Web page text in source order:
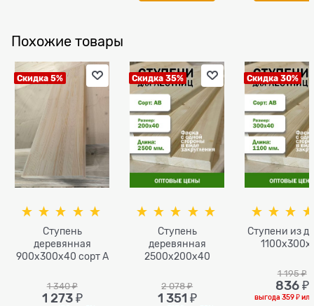
Похожие товары
Скидка 5%
Ступень
деревянная
900x300x40 сорт А
1 340 ₽
1 273 ₽
Скидка 35%
Ступень
деревянная
2500x200x40
2 078 ₽
1 351 ₽
Скидка 30%
Ступени из
1 195 ₽
836 ₽
выгода 359 ₽